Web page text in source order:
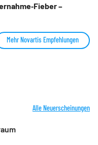
–
Mehr Novartis Empfehlungen
Alle Neuerscheinungen